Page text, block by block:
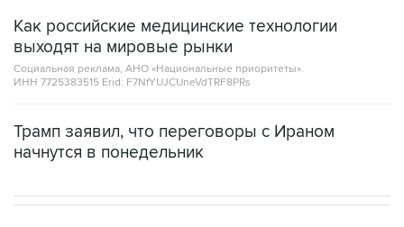
Как российские медицинские технологии
выходят на мировые рынки
Социальная реклама, АНО «Национальные приоритеты».
ИНН 7725383515 Erid: F7NfYUJCUneVdTRF8PRs
Трамп заявил, что переговоры с Ираном
начнутся в понедельник